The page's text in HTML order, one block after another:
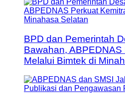
BPD dan Pemerintah
Bawahan,
Melalui Bimtek di